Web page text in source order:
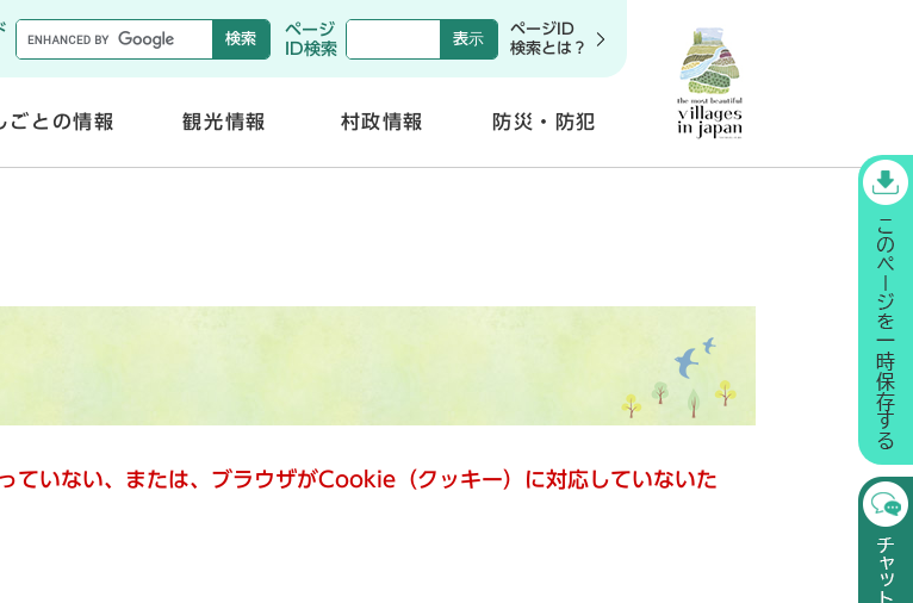
メニューを飛ばして本文へ
ページ
ID検索
ページID
検索とは？
ごとの情報 観光情報 村政情報 防災・防犯
いない、または、ブラウザがCookie（クッキー）に対応していないた